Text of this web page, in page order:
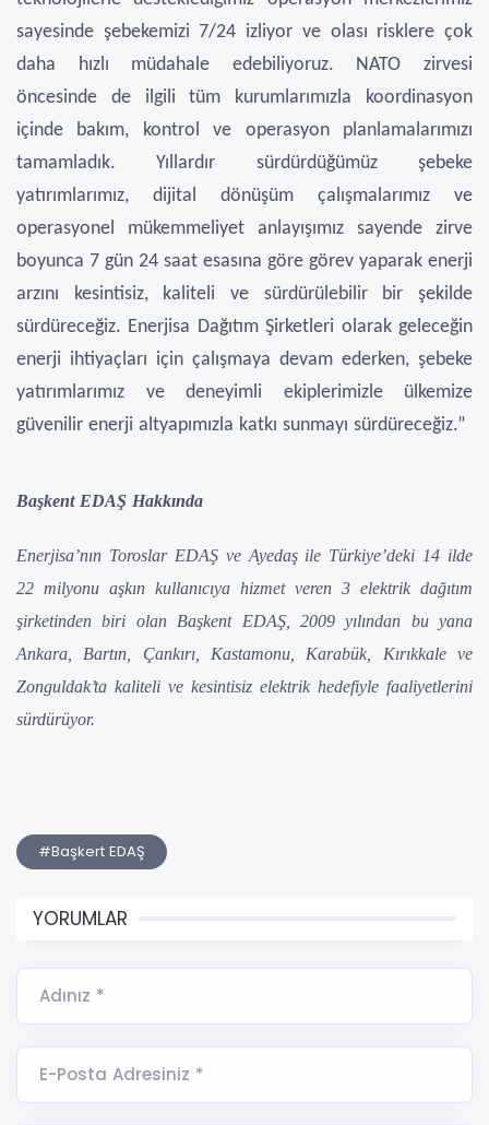
sayesinde şebekemizi 7/24 izliyor ve olası risklere çok
daha hızlı müdahale edebiliyoruz. NATO zirvesi
öncesinde de ilgili tüm kurumlarımızla koordinasyon
içinde bakım, kontrol ve operasyon planlamalarımızı
tamamladık. Yıllardır sürdürdüğümüz şebeke
yatırımlarımız, dijital dönüşüm çalışmalarımız ve
operasyonel mükemmeliyet anlayışımız sayende zirve
boyunca 7 gün 24 saat esasına göre görev yaparak enerji
arzını kesintisiz, kaliteli ve sürdürülebilir bir şekilde
sürdüreceğiz. Enerjisa Dağıtım Şirketleri olarak geleceğin
enerji ihtiyaçları için çalışmaya devam ederken, şebeke
yatırımlarımız ve deneyimli ekiplerimizle ülkemize
güvenilir enerji altyapımızla katkı sunmayı sürdüreceğiz.”
Başkent EDAŞ Hakkında
Enerjisa’nın Toroslar EDAŞ ve Ayedaş ile Türkiye’deki 14 ilde
22 milyonu aşkın kullanıcıya hizmet veren 3 elektrik dağıtım
şirketinden biri olan Başkent EDAŞ, 2009 yılından bu yana
Ankara, Bartın, Çankırı, Kastamonu, Karabük, Kırıkkale ve
Zonguldak’ta kaliteli ve kesintisiz elektrik hedefiyle faaliyetlerini
sürdürüyor.
#Başkert EDAŞ
YORUMLAR
Adınız *
E-Posta Adresiniz *